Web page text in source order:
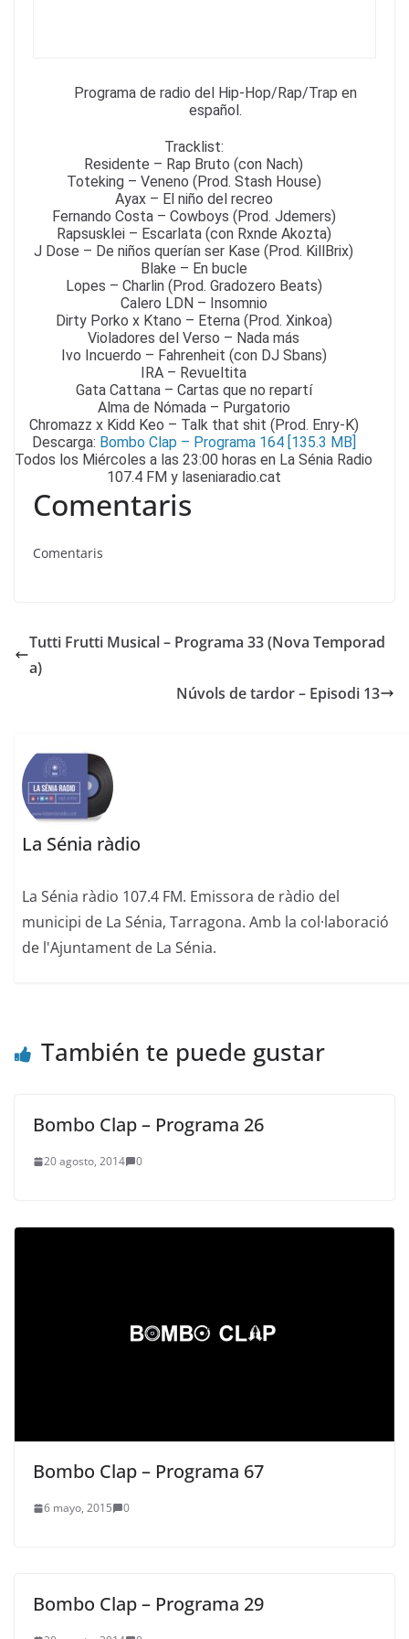
Programa de radio del Hip-Hop/Rap/Trap en
español.
Tracklist:
Residente – Rap Bruto (con Nach)
Toteking – Veneno (Prod. Stash House)
Ayax – El niño del recreo
Fernando Costa – Cowboys (Prod. Jdemers)
Rapsusklei – Escarlata (con Rxnde Akozta)
J Dose – De niños querían ser Kase (Prod. KillBrix)
Blake – En bucle
Lopes – Charlin (Prod. Gradozero Beats)
Calero LDN – Insomnio
Dirty Porko x Ktano – Eterna (Prod. Xinkoa)
Violadores del Verso – Nada más
Ivo Incuerdo – Fahrenheit (con DJ Sbans)
IRA – Revueltita
Gata Cattana – Cartas que no repartí
Alma de Nómada – Purgatorio
Chromazz x Kidd Keo – Talk that shit (Prod. Enry-K)
Descarga: Bombo Clap – Programa 164 [135.3 MB]
Todos los Miércoles a las 23:00 horas en La Sénia Radio
107.4 FM y laseniaradio.cat
Comentaris
Comentaris
Tutti Frutti Musical – Programa 33 (Nova Temporad
a)
Núvols de tardor – Episodi 13
La Sénia ràdio
La Sénia ràdio 107.4 FM. Emissora de ràdio del
municipi de La Sénia, Tarragona. Amb la col·laboració
de l'Ajuntament de La Sénia.
También te puede gustar
Bombo Clap – Programa 26
20 agosto, 2014 0
Bombo Clap – Programa 67
6 mayo, 2015 0
Bombo Clap – Programa 29